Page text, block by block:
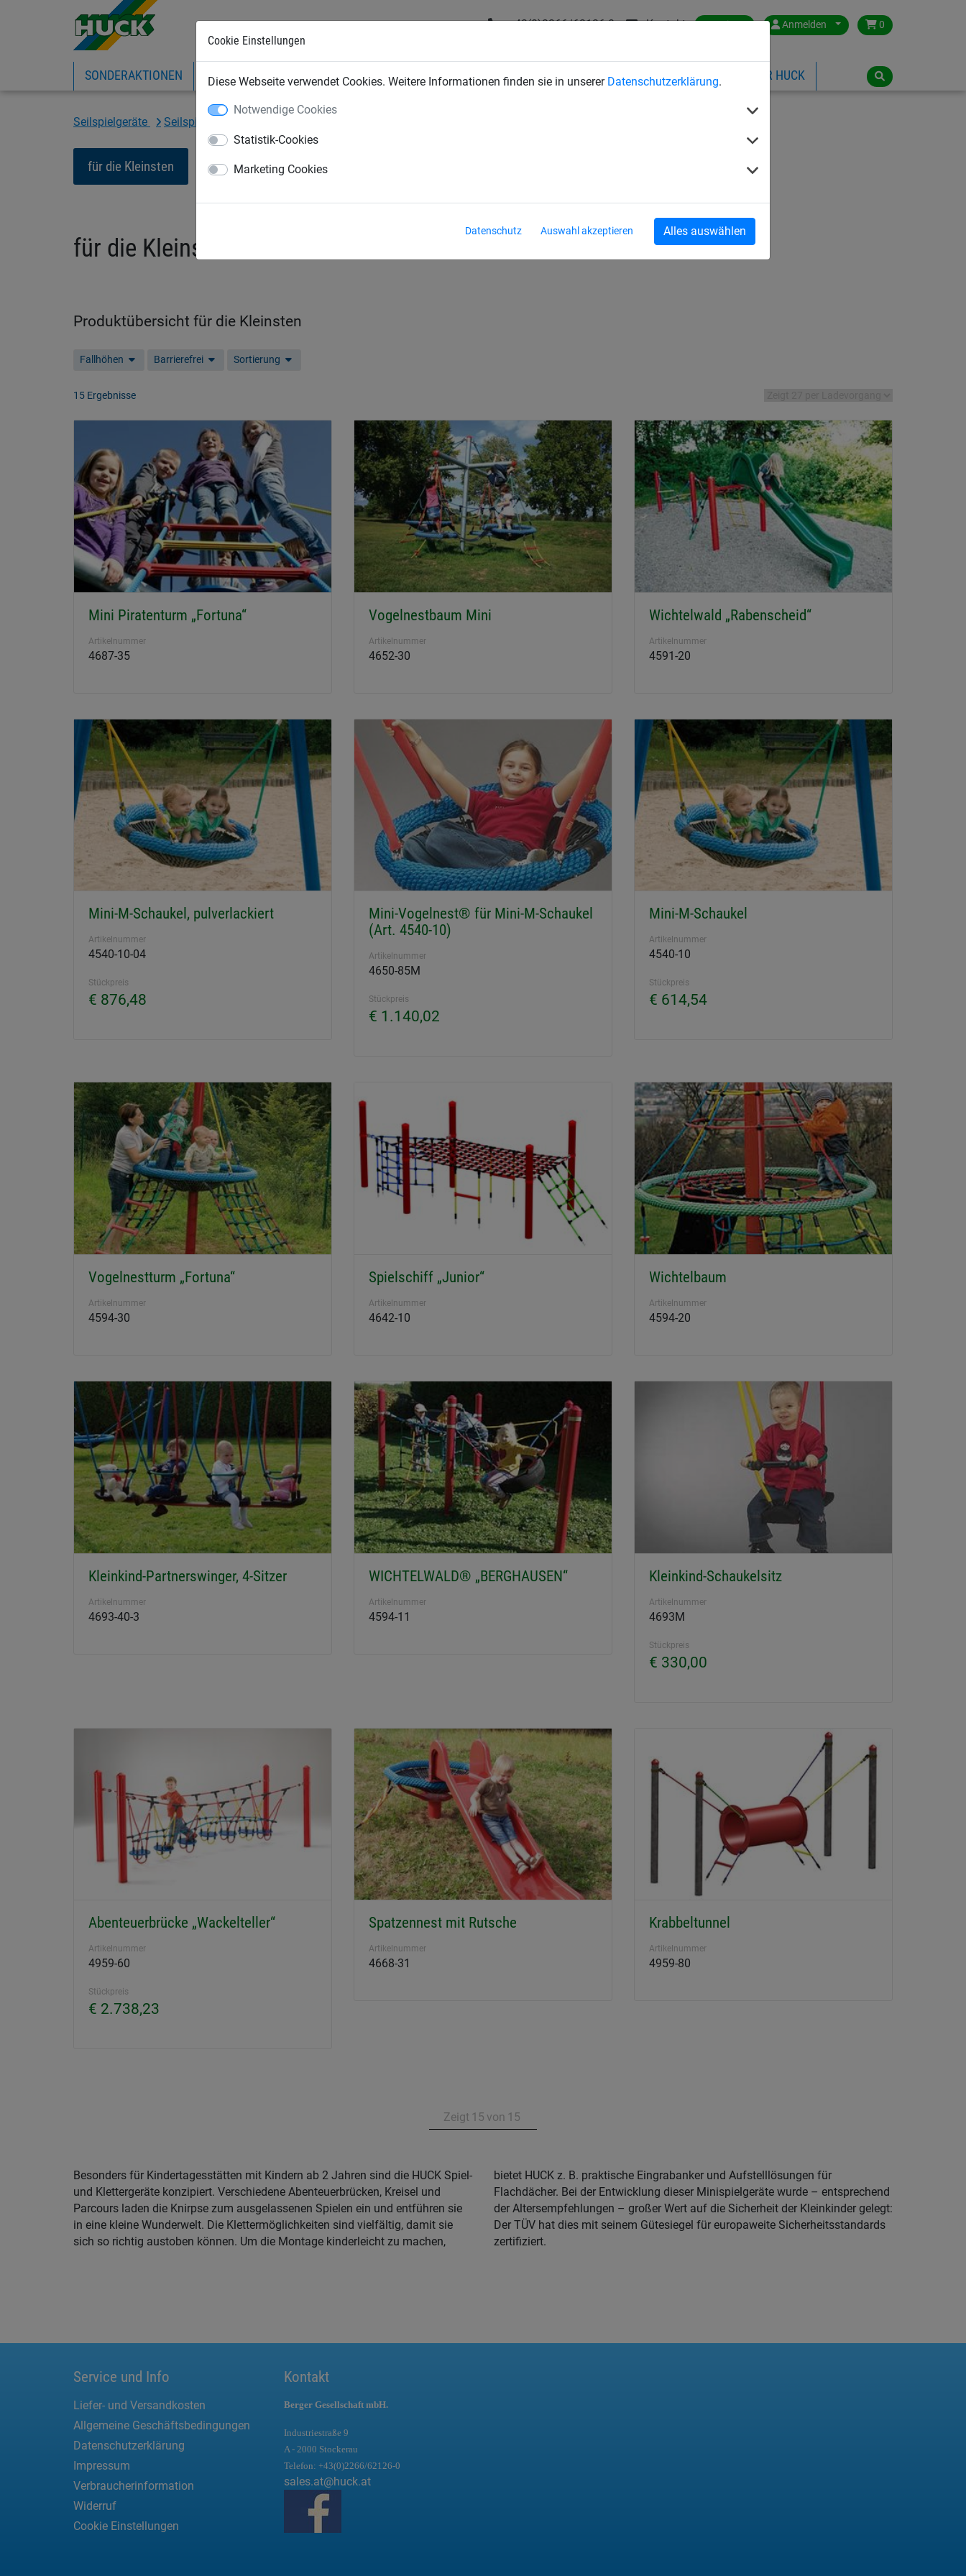
Cookie Einstellungen
Diese Webseite verwendet Cookies. Weitere Informationen finden sie in unserer Datenschutzerklärung.
Notwendige Cookies
Statistik-Cookies
Marketing Cookies
Datenschutz Auswahl akzeptieren Alles auswählen
+43(0)2266/62126-0 Kontakt Austria Anmelden 0
SONDERAKTIONEN EXPRESS-SHOP INDUSTRIENETZE BAUSCHUTZNETZE SPORTNETZE SEILSPIELGERÄTE ÜBER HUCK
Seilspielgeräte Seilspielgeräte
für die Kleinsten für Kinder ab 3 Jahren
für die Kleinsten
Produktübersicht für die Kleinsten
Fallhöhen Barrierefrei Sortierung
15 Ergebnisse
Mini Piratenturm „Fortuna“
Artikelnummer
4687-35
Vogelnestbaum Mini
Artikelnummer
4652-30
Wichtelwald „Rabenscheid“
Artikelnummer
4591-20
Mini-M-Schaukel, pulverlackiert
Artikelnummer
4540-10-04
Stückpreis
€ 876,48
Mini-Vogelnest® für Mini-M-Schaukel
(Art. 4540-10)
Artikelnummer
4650-85M
Stückpreis
€ 1.140,02
Mini-M-Schaukel
Artikelnummer
4540-10
Stückpreis
€ 614,54
Vogelnestturm „Fortuna“
Artikelnummer
4594-30
Spielschiff „Junior“
Artikelnummer
4642-10
Wichtelbaum
Artikelnummer
4594-20
Kleinkind-Partnerswinger, 4-Sitzer
Artikelnummer
4693-40-3
WICHTELWALD® „BERGHAUSEN“
Artikelnummer
4594-11
Kleinkind-Schaukelsitz
Artikelnummer
4693M
Stückpreis
€ 330,00
Abenteuerbrücke „Wackelteller“
Artikelnummer
4959-60
Stückpreis
€ 2.738,23
Spatzennest mit Rutsche
Artikelnummer
4668-31
Krabbeltunnel
Artikelnummer
4959-80
Zeigt 15 von 15
Besonders für Kindertagesstätten mit Kindern ab 2 Jahren sind die HUCK Spiel-
und Klettergeräte konzipiert. Verschiedene Abenteuerbrücken, Kreisel und
Parcours laden die Knirpse zum ausgelassenen Spielen ein und entführen sie
in eine kleine Wunderwelt. Die Klettermöglichkeiten sind vielfältig, damit sie
sich so richtig austoben können. Um die Montage kinderleicht zu machen,
bietet HUCK z. B. praktische Eingrabanker und Aufstelllösungen für
Flachdächer. Bei der Entwicklung dieser Minispielgeräte wurde – entsprechend
der Altersempfehlungen – großer Wert auf die Sicherheit der Kleinkinder gelegt:
Der TÜV hat dies mit seinem Gütesiegel für europaweite Sicherheitsstandards
zertifiziert.
Service und Info
Liefer- und Versandkosten
Allgemeine Geschäftsbedingungen
Datenschutzerklärung
Impressum
Verbraucherinformation
Widerruf
Cookie Einstellungen
Kontakt
Berger Gesellschaft mbH.
Industriestraße 9
A - 2000 Stockerau
Telefon: +43(0)2266/62126-0
sales.at@huck.at